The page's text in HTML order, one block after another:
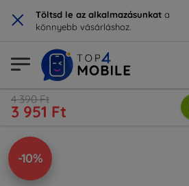
× Töltsd le az alkalmazásunkat a
könnyebb vásárláshoz.
4 390 Ft
3 951 Ft
-10%